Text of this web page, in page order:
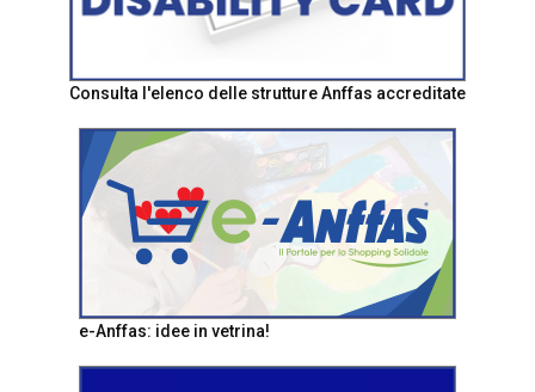
Consulta l'elenco delle strutture Anffas accreditate
e-Anffas: idee in vetrina!